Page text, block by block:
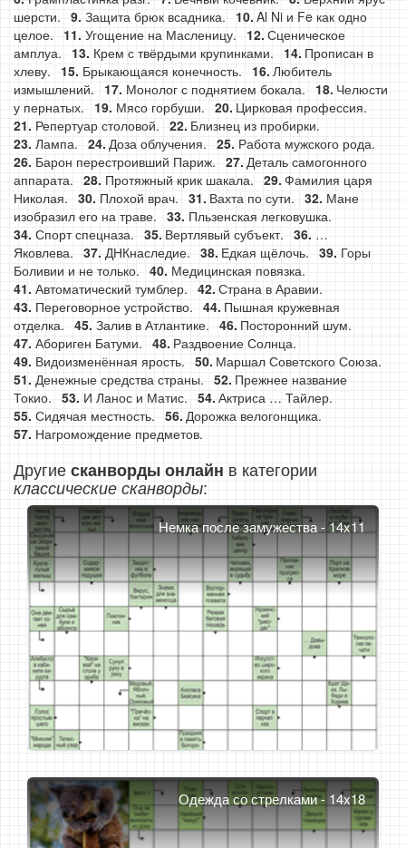
шерсти.
Защита брюк всадника.
Al Ni и Fe как одно
целое.
Угощение на Масленицу.
Сценическое
амплуа.
Крем с твёрдыми крупинками.
Прописан в
хлеву.
Брыкающаяся конечность.
Любитель
измышлений.
Монолог с поднятием бокала.
Челюсти
у пернатых.
Мясо горбуши.
Цирковая профессия.
Репертуар столовой.
Близнец из пробирки.
Лампа.
Доза облучения.
Работа мужского рода.
Барон перестроивший Париж.
Деталь самогонного
аппарата.
Протяжный крик шакала.
Фамилия царя
Николая.
Плохой врач. Вахта по сути.
Мане
изобразил его на траве.
Пльзенская легковушка.
Спорт спецназа.
Вертлявый субъект.
…
Яковлева.
ДНКнаследие. Едкая щёлочь.
Горы
Боливии и не только.
Медицинская повязка.
Автоматический тумблер.
Страна в Аравии.
Переговорное устройство.
Пышная кружевная
отделка.
Залив в Атлантике.
Посторонний шум.
Абориген Батуми.
Раздвоение Солнца.
Видоизменённая ярость.
Маршал Советского Союза.
Денежные средства страны.
Прежнее название
Токио.
И Ланос и Матис.
Актриса … Тайлер.
Сидячая местность.
Дорожка велогонщика.
Нагромождение предметов.
Другиесканворды онлайн в категории
классические сканворды:
Немка после замужества - 14x11
Одежда со стрелками - 14x18